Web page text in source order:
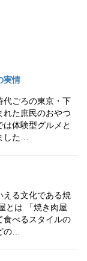
実情
代ごろの東京・下
れた庶民のおやつ
体験型グルメと
した…
える文化である焼
とは 「焼き肉屋
食べるスタイルの
の…